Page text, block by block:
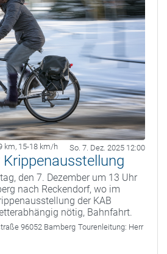
km, 15-18 km/h So. 7. Dez. 2025 12:00
den 7. Dezember um 13 Uhr
nach Reckendorf, wo im
der KAB
nötig, Bahnfahrt.
96052 Bamberg Tourenleitung: Herr